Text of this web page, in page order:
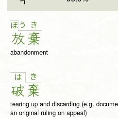
ほ う
放
き
棄
abandonment
は
破
き
棄
tearing up and discarding (e.g.
an original ruling on appeal)